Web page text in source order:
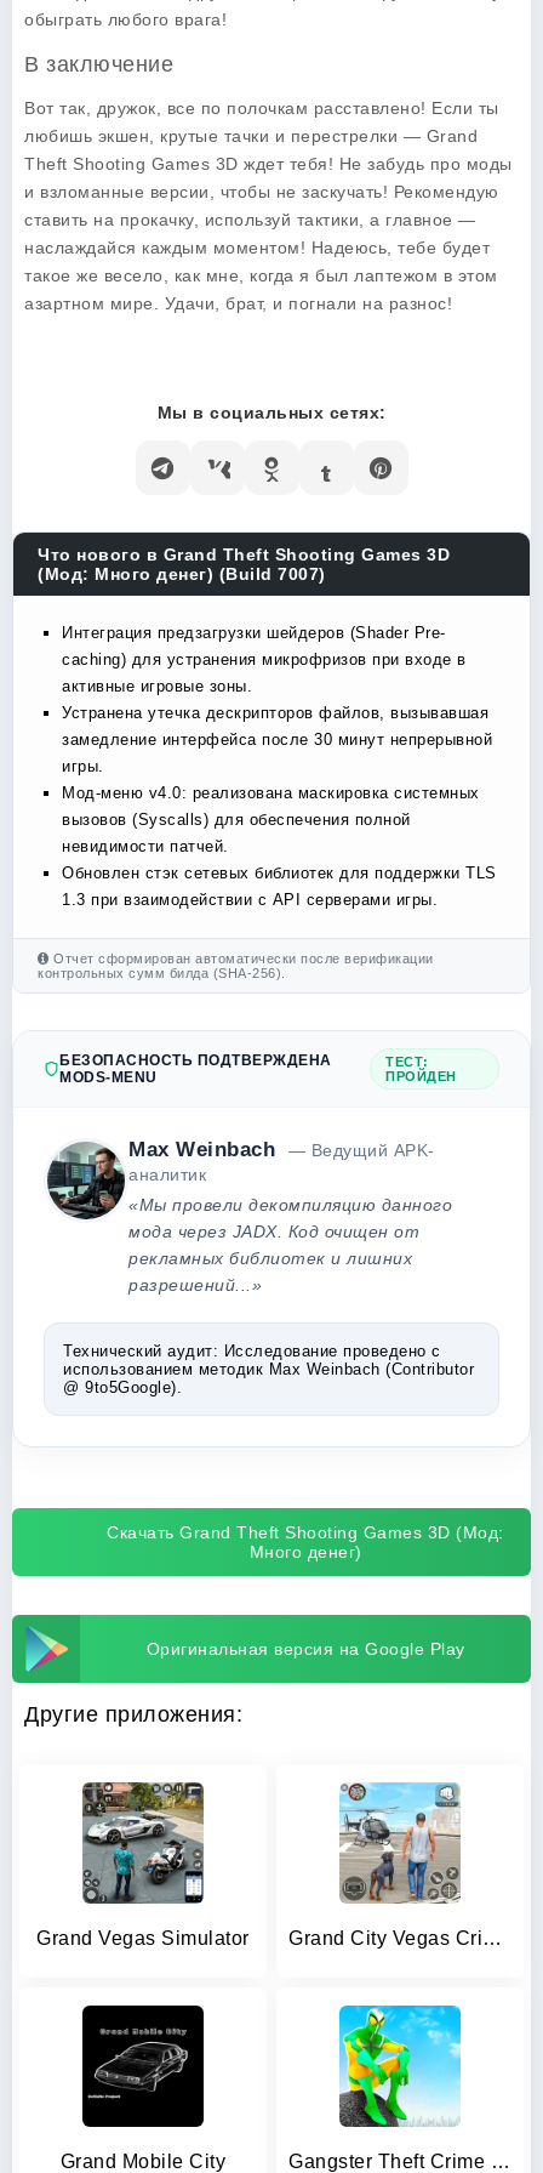
обыграть любого врага!
В заключение
Вот так, дружок, все по полочкам расставлено! Если ты
любишь экшен, крутые тачки и перестрелки — Grand
Theft Shooting Games 3D ждет тебя! Не забудь про моды
и взломанные версии, чтобы не заскучать! Рекомендую
ставить на прокачку, используй тактики, а главное —
наслаждайся каждым моментом! Надеюсь, тебе будет
такое же весело, как мне, когда я был лаптежом в этом
азартном мире. Удачи, брат, и погнали на разнос!
Мы в социальных сетях:
Что нового в Grand Theft Shooting Games 3D
(Мод: Много денег) (Build 7007)
Интеграция предзагрузки шейдеров (Shader Pre-
caching) для устранения микрофризов при входе в
активные игровые зоны.
Устранена утечка дескрипторов файлов, вызывавшая
замедление интерфейса после 30 минут непрерывной
игры.
Мод-меню v4.0: реализована маскировка системных
вызовов (Syscalls) для обеспечения полной
невидимости патчей.
Обновлен стэк сетевых библиотек для поддержки TLS
1.3 при взаимодействии с API серверами игры.
Отчет сформирован автоматически после верификации
контрольных сумм билда (SHA-256).
БЕЗОПАСНОСТЬ ПОДТВЕРЖДЕНА
MODS-MENU
ТЕСТ:
ПРОЙДЕН
Max Weinbach
— Ведущий APK-
аналитик
«Мы провели декомпиляцию данного
мода через JADX. Код очищен от
рекламных библиотек и лишних
разрешений...»
Технический аудит: Исследование проведено с
использованием методик Max Weinbach (Contributor
@ 9to5Google).
Скачать Grand Theft Shooting Games 3D (Мод:
Много денег)
Оригинальная версия на Google Play
Другие приложения:
Grand Vegas Simulator Grand City Vegas Crime Games
Grand Mobile City Gangster Theft Crime Sim